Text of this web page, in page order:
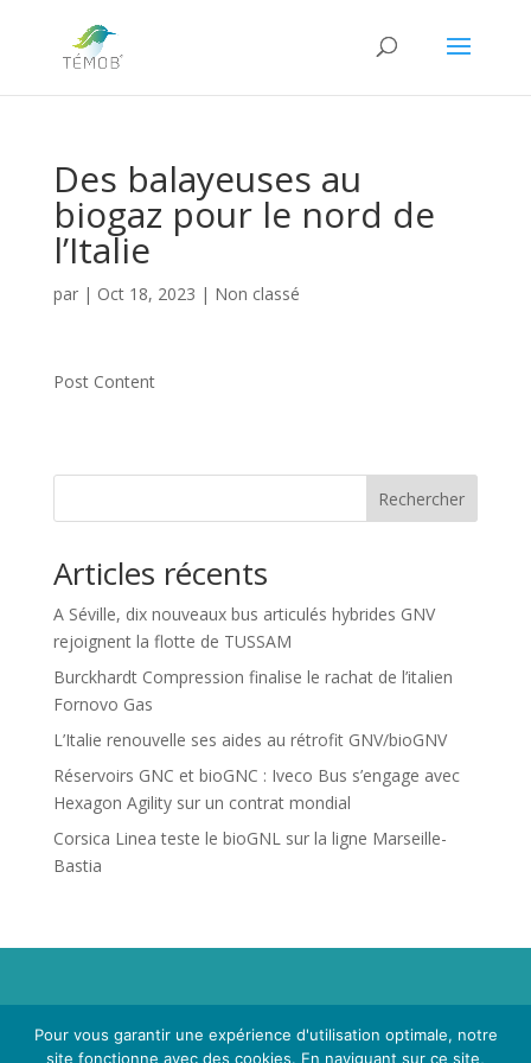
Des balayeuses au
biogaz pour le nord de
l’Italie
par | Oct 18, 2023 | Non classé
Post Content
Rechercher
Articles récents
A Séville, dix nouveaux bus articulés hybrides GNV
rejoignent la flotte de TUSSAM
Burckhardt Compression finalise le rachat de l’italien
Fornovo Gas
L’Italie renouvelle ses aides au rétrofit GNV/bioGNV
Réservoirs GNC et bioGNC : Iveco Bus s’engage avec
Hexagon Agility sur un contrat mondial
Corsica Linea teste le bioGNL sur la ligne Marseille-
Bastia
Propriété de Territoire d'Energie Lot-et-Garonne. Voir
Mentions LégalesetPolitique de Confidentialité.
Pour vous garantir une expérience d'utilisation optimale, notre
site fonctionne avec des cookies. En naviguant sur ce site,